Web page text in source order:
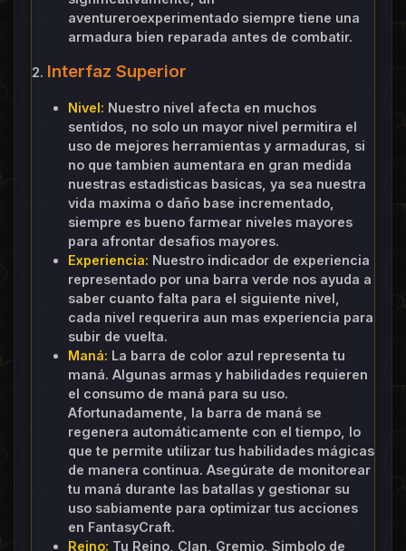
aventureroexperimentado siempre tiene una
armadura bien reparada antes de combatir.
2. Interfaz Superior
Nivel: Nuestro nivel afecta en muchos
sentidos, no solo un mayor nivel permitira el
uso de mejores herramientas y armaduras, si
no que tambien aumentara en gran medida
nuestras estadisticas basicas, ya sea nuestra
vida maxima o daño base incrementado,
siempre es bueno farmear niveles mayores
para afrontar desafios mayores.
Experiencia: Nuestro indicador de experiencia
representado por una barra verde nos ayuda a
saber cuanto falta para el siguiente nivel,
cada nivel requerira aun mas experiencia para
subir de vuelta.
Maná: La barra de color azul representa tu
maná. Algunas armas y habilidades requieren
el consumo de maná para su uso.
Afortunadamente, la barra de maná se
regenera automáticamente con el tiempo, lo
que te permite utilizar tus habilidades mágicas
de manera continua. Asegúrate de monitorear
tu maná durante las batallas y gestionar su
uso sabiamente para optimizar tus acciones
en FantasyCraft.
Reino: Tu Reino, Clan, Gremio, Simbolo de